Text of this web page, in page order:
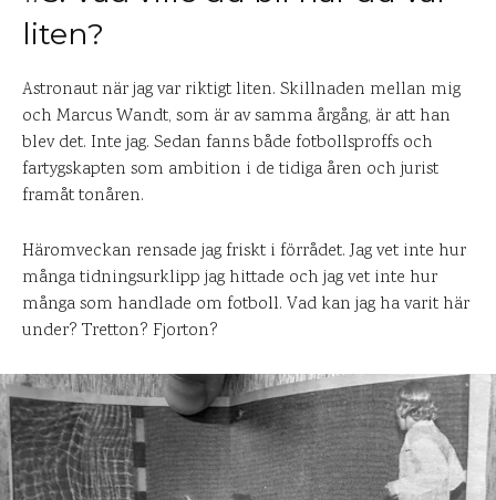
liten?
Astronaut när jag var riktigt liten. Skillnaden mellan mig
och Marcus Wandt, som är av samma årgång, är att han
blev det. Inte jag. Sedan fanns både fotbollsproffs och
fartygskapten som ambition i de tidiga åren och jurist
framåt tonåren.
Häromveckan rensade jag friskt i förrådet. Jag vet inte hur
många tidningsurklipp jag hittade och jag vet inte hur
många som handlade om fotboll. Vad kan jag ha varit här
under? Tretton? Fjorton?